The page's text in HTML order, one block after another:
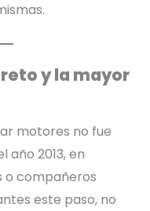
y la mayor
motores no fue
año 2013, en
o compañeros
este paso, no